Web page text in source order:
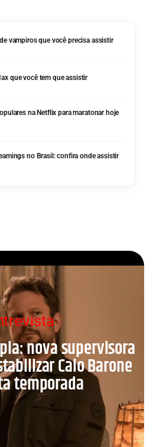
vampiros que você precisa assistir
que você tem que assistir
na Netflix para maratonar hoje
no Brasil: confira onde assistir
nova supervisora
Caio Barone
temporada